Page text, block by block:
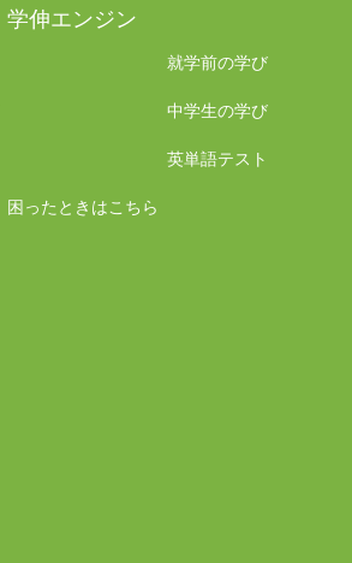
学伸エンジン
就学前の学び
中学生の学び
英単語テスト
困ったときはこちら